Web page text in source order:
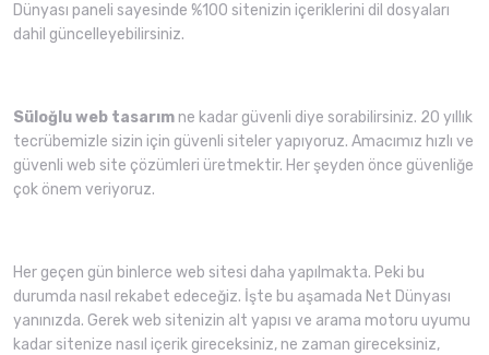
Dünyası paneli sayesinde %100 sitenizin içeriklerini dil dosyaları
dahil güncelleyebilirsiniz.
Süloğlu web tasarımne kadar güvenli diye sorabilirsiniz. 20 yıllık
tecrübemizle sizin için güvenli siteler yapıyoruz. Amacımız hızlı ve
güvenli web site çözümleri üretmektir. Her şeyden önce güvenliğe
çok önem veriyoruz.
Her geçen gün binlerce web sitesi daha yapılmakta. Peki bu
durumda nasıl rekabet edeceğiz. İşte bu aşamada Net Dünyası
yanınızda. Gerek web sitenizin alt yapısı ve arama motoru uyumu
kadar sitenize nasıl içerik gireceksiniz, ne zaman gireceksiniz,